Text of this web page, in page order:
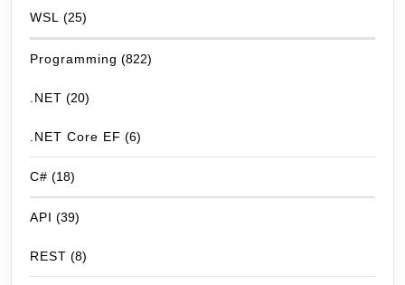
WSL (25)
Programming (822)
.NET (20)
.NET Core EF (6)
C# (18)
API (39)
REST (8)